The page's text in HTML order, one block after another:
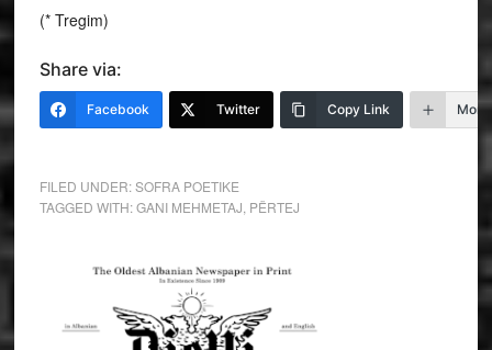
(* Tregim)
Share via:
Facebook Twitter Copy Link More
FILED UNDER:SOFRA POETIKE
TAGGED WITH:GANI MEHMETAJ PËRTEJ